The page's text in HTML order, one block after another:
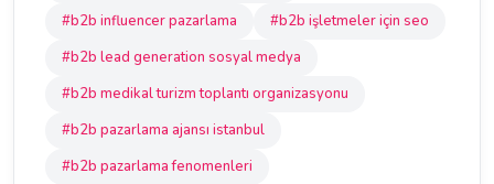
#b2b influencer pazarlama
#b2b işletmeler için seo
#b2b lead generation sosyal medya
#b2b medikal turizm toplantı organizasyonu
#b2b pazarlama ajansı istanbul
#b2b pazarlama fenomenleri